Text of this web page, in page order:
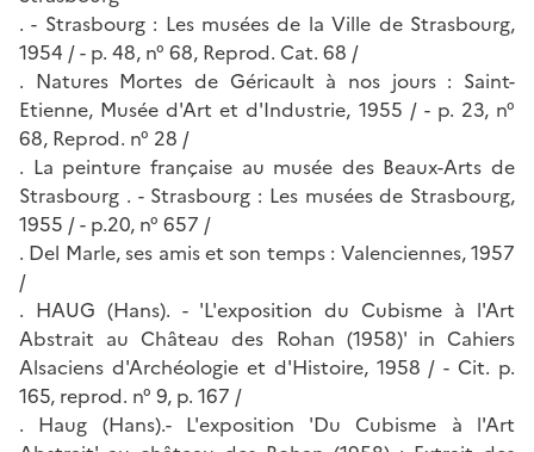
. - Strasbourg : Les musées de la Ville de Strasbourg,
1954 / - p. 48, n° 68, Reprod. Cat. 68 /
. Natures Mortes de Géricault à nos jours : Saint-
Etienne, Musée d'Art et d'Industrie, 1955 / - p. 23, n°
68, Reprod. n° 28 /
. La peinture française au musée des Beaux-Arts de
Strasbourg . - Strasbourg : Les musées de Strasbourg,
1955 / - p.20, n° 657 /
. Del Marle, ses amis et son temps : Valenciennes, 1957
/
. HAUG (Hans). - 'L'exposition du Cubisme à l'Art
Abstrait au Château des Rohan (1958)' in Cahiers
Alsaciens d'Archéologie et d'Histoire, 1958 / - Cit. p.
165, reprod. n° 9, p. 167 /
. Haug (Hans).- L'exposition 'Du Cubisme à l'Art